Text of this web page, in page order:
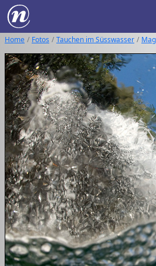
Home Fotos Tauchen im Süsswasser